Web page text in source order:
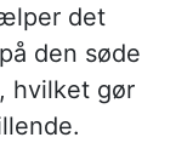
det
den søde
hvilket gør